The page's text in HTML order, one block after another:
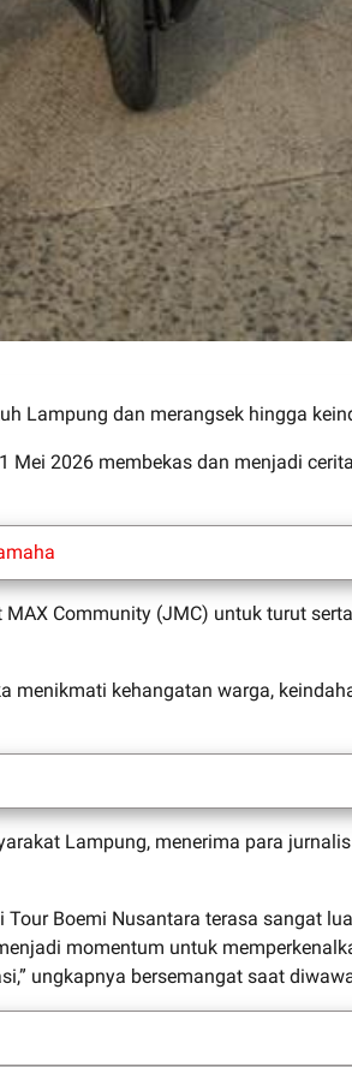
Lampung dan merangsek hingga
2026 membekas dan menjadi
Community (JMC) untuk turut
kehangatan warga,
Lampung, menerima para
Boemi Nusantara terasa sangat
momentum untuk
ungkapnya bersemangat saat